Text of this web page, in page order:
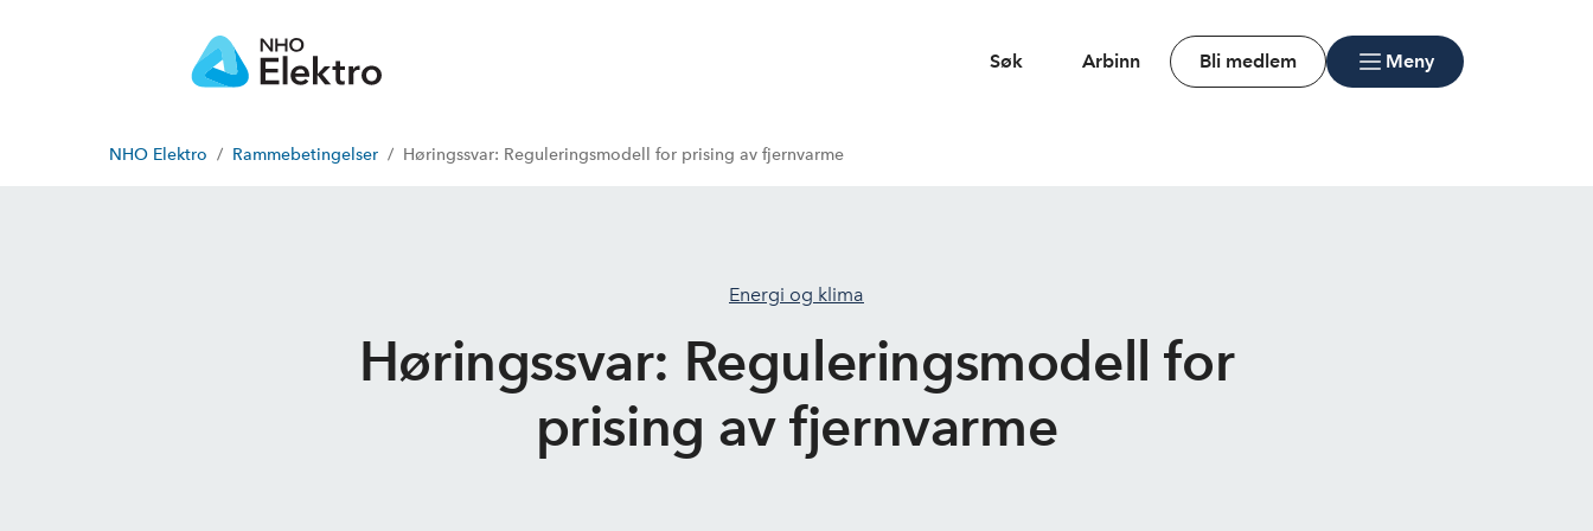
Søk Arbinn Bli medlem Meny
NHO Elektro Rammebetingelser Høringssvar: Reguleringsmodell for prising av fjernvarme
Energi og klima
Høringssvar: Reguleringsmodell for
prising av fjernvarme